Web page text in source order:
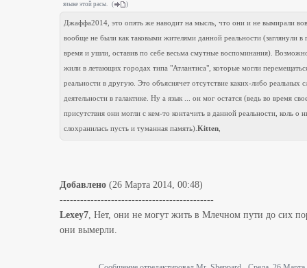
языке этой расы. ( )
Джаффа2014, это опять же наводит на мысль, что они и не вымирали
вообще не были как таковыми жителями данной реальности (заглянули в
время и ушли, оставив по себе весьма смутные воспоминания).
жили в летающих городах типа "Атлантиса", которые могли
реальности в другую. Это объяснячет отсутствие каких-либо реальных
деятельности в галактике. Ну а язык ... он мог остатся (ведь во время
присутствия они могли с кем-то контачить в данной реальности, коль о
слохранилась пусть и туманная память). Kitten
Добавлено (26 Марта 2014, 00:48)
---------------------------------------------
Lexey7, Нет, они не могут жить в Млечном пути до сих
они вымерли.